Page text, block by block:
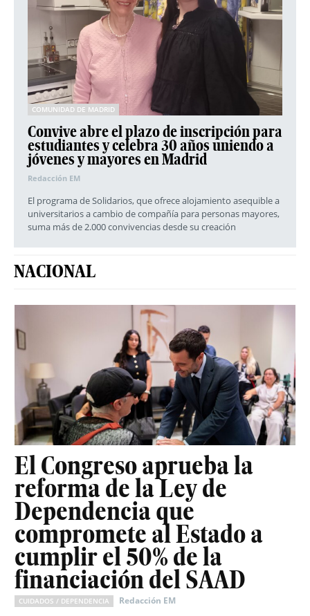
COMUNIDAD DE MADRID
Convive abre el plazo de inscripción para
estudiantes y celebra 30 años uniendo a
jóvenes y mayores en Madrid
Redacción EM
El programa de Solidarios, que ofrece alojamiento asequible a
universitarios a cambio de compañía para personas mayores,
suma más de 2.000 convivencias desde su creación
NACIONAL
El Congreso aprueba la
reforma de la Ley de
Dependencia que
compromete al Estado a
cumplir el 50% de la
financiación del SAAD
CUIDADOS / DEPENDENCIA Redacción EM